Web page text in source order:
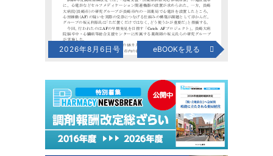
2026年8月6日号 eBOOKを見る